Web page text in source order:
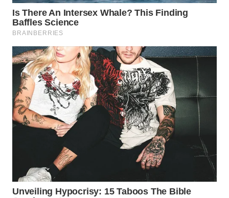
WN
MAJALENGKA
WN
SUBANG
WN
SUKABUMI
WN
PURWAKARTA
PRIANGAN
TIMUR